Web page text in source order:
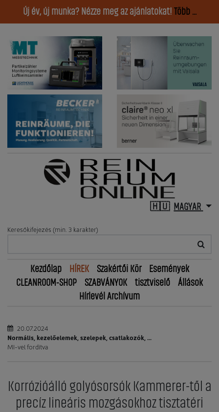
Új év, új munka? Nézze meg az ajánlatokat! Több ...
MAGYAR
Keresőkifejezés (min. 3 karakter)
Kezdőlap HÍREK Szakértői Kör
Események
CLEANROOM-SHOP
SZABVÁNYOK tisztviselő
Állások
Hírlevél Archívum
20.07.2024
Normális, kezelőelemek, szelepek, csatlakozók, ...
MI-vel fordítva
Korrózióálló golyósorsók Kammerer-től a
precíz lineáris mozgásokhoz tisztatéri